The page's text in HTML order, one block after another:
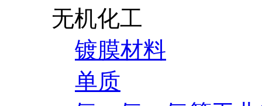
无机化工
镀膜材料
单质